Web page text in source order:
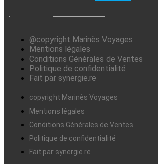
@copyright Marinès Voyages
Mentions légales
Conditions Générales de Ventes
Politique de confidentialité
Fait par synergie.re
copyright Marinès Voyages
Mentions légales
Conditions Générales de Ventes
Politique de confidentialité
Fait par synergie.re